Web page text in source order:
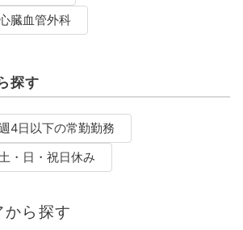
臓血管外科
探す
4日以下の常勤勤務
・日・祝日休み
ら探す